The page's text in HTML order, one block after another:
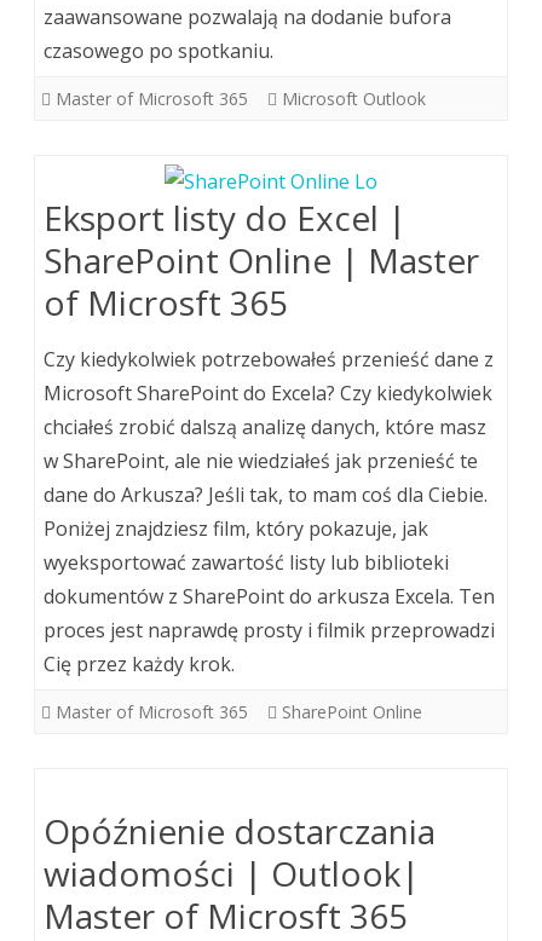
zaawansowane pozwalają na dodanie bufora
czasowego po spotkaniu.
Master of Microsoft 365 Microsoft Outlook
Eksport listy do Excel |
SharePoint Online | Master
of Microsft 365
Czy kiedykolwiek potrzebowałeś przenieść dane z
Microsoft SharePoint do Excela? Czy kiedykolwiek
chciałeś zrobić dalszą analizę danych, które masz
w SharePoint, ale nie wiedziałeś jak przenieść te
dane do Arkusza? Jeśli tak, to mam coś dla Ciebie.
Poniżej znajdziesz film, który pokazuje, jak
wyeksportować zawartość listy lub biblioteki
dokumentów z SharePoint do arkusza Excela. Ten
proces jest naprawdę prosty i filmik przeprowadzi
Cię przez każdy krok.
Master of Microsoft 365 SharePoint Online
Opóźnienie dostarczania
wiadomości | Outlook|
Master of Microsft 365